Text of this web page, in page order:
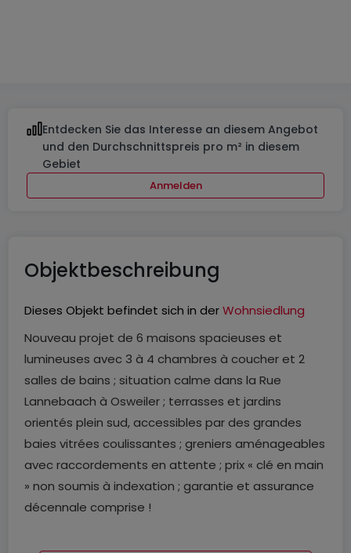
Entdecken Sie das Interesse an diesem Angebot
und den Durchschnittspreis pro m² in diesem
Gebiet
Anmelden
Objektbeschreibung
Dieses Objekt befindet sich in derWohnsiedlung
Nouveau projet de 6 maisons spacieuses et
lumineuses avec 3 à 4 chambres à coucher et 2
salles de bains ; situation calme dans la Rue
Lannebaach à Osweiler ; terrasses et jardins
orientés plein sud, accessibles par des grandes
baies vitrées coulissantes ; greniers aménageables
avec raccordements en attente ; prix « clé en main
» non soumis à indexation ; garantie et assurance
décennale comprise !
La maison lot n°3 d'une surface totale de 316 m² sur